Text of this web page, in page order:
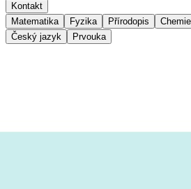
Kontakt
Matematika
Fyzika Přírodopis Chemie
Český jazyk
Prvouka